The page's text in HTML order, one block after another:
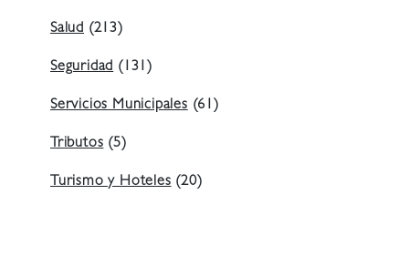
Salud (213)
Seguridad(131)
Servicios Municipales(61)
Tributos(5)
Turismo y Hoteles(20)